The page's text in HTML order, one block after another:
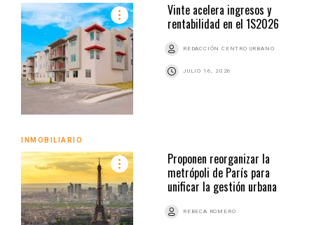
Vinte acelera ingresos y
rentabilidad en el 1S2026
REDACCIÓN CENTRO URBANO
JULIO 16, 2026
INMOBILIARIO
Proponen reorganizar la
metrópoli de París para
unificar la gestión urbana
REBECA ROMERO